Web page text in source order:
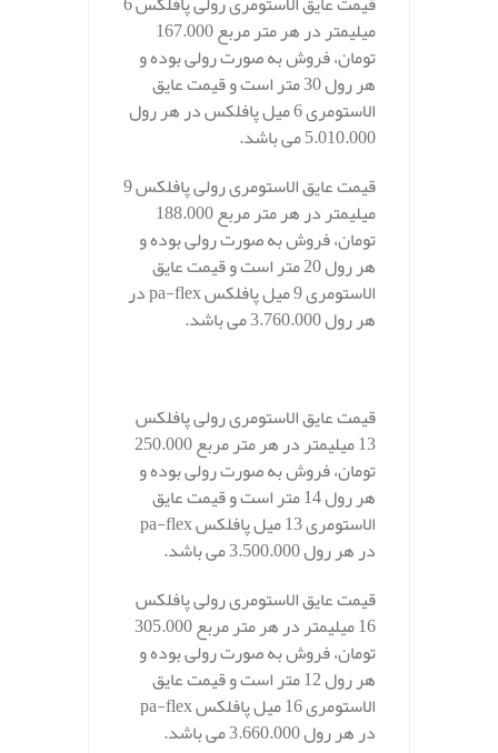
میلیمتر در هر متر مربع 167.000
تومان، فروش به صورت رولی بوده و
هر رول 30 متر است و قیمت عایق
الاستومری 6 میل پافلکس در هر رول
5.010.000 می باشد.
قیمت عایق الاستومری رولی پافلکس 9
میلیمتر در هر متر مربع 188.000
تومان، فروش به صورت رولی بوده و
هر رول 20 متر است و قیمت عایق
الاستومری 9 میل پافلکس pa-flex در
هر رول 3.760.000 می باشد.
قیمت عایق الاستومری رولی پافلکس
13 میلیمتر در هر متر مربع 250.000
تومان، فروش به صورت رولی بوده و
هر رول 14 متر است و قیمت عایق
الاستومری 13 میل پافلکس pa-flex
در هر رول 3.500.000 می باشد.
قیمت عایق الاستومری رولی پافلکس
16 میلیمتر در هر متر مربع 305.000
تومان، فروش به صورت رولی بوده و
هر رول 12 متر است و قیمت عایق
الاستومری 16 میل پافلکس pa-flex
در هر رول 3.660.000 می باشد.